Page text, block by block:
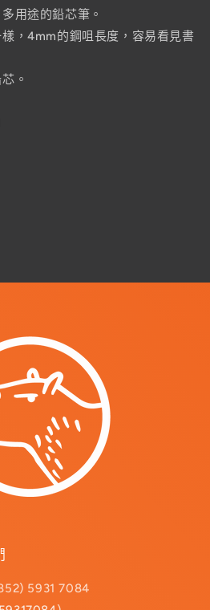
用途的鉛芯筆。
樣，4mm的鋼咀長度，容易看見書
。
5931 7084